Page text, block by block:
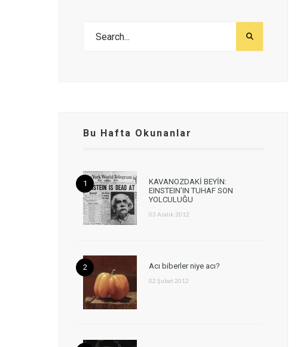
Bu Hafta Okunanlar
KAVANOZDAKİ BEYİN:
EINSTEIN’IN TUHAF SON
YOLCULUĞU
03 Aralık 2012
Acı biberler niye acı?
02 Şubat 2012